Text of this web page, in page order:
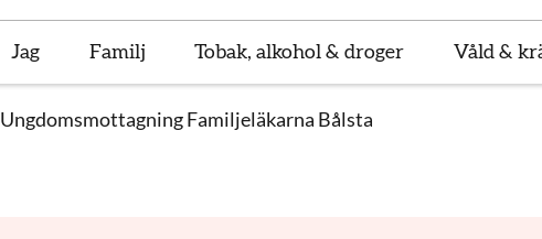
Jag Familj Tobak, alkohol & droger Våld &
Ungdomsmottagning Familjeläkarna Bålsta